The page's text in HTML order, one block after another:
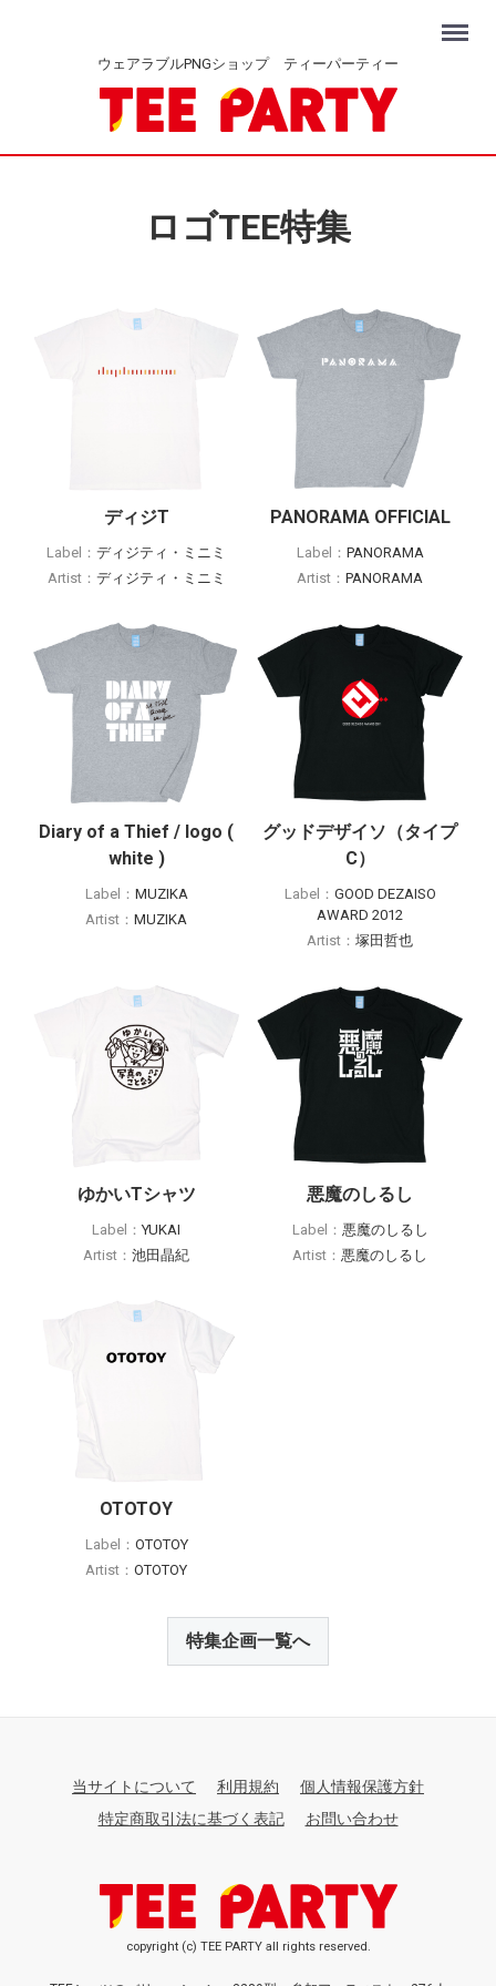
ウェアラブルPNGショップ ティーパーティー
Menu
ロゴTEE特集
ディジT
Label： ディジティ・ミニミ
Artist： ディジティ・ミニミ
PANORAMA OFFICIAL
Label： PANORAMA
Artist： PANORAMA
Diary of a Thief / logo (
white )
Label： MUZIKA
Artist： MUZIKA
グッドデザイソ（タイプ
C）
Label： GOOD DEZAISO
AWARD 2012
Artist： 塚田哲也
ゆかいTシャツ
Label：YUKAI
Artist： 池田晶紀
悪魔のしるし
Label： 悪魔のしるし
Artist： 悪魔のしるし
OTOTOY
Label： OTOTOY
Artist： OTOTOY
特集企画一覧へ
当サイトについて 利用規約
個人情報保護方針
特定商取引法に基づく表記
お問い合わせ
copyright (c) TEE PARTY all rights reserved.